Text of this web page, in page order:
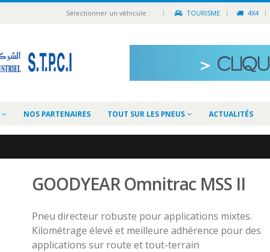
Sélectionner un véhicule : | TOURISME 4X4
NOS PARTENAIRES TOUT SUR LES PNEUS ACTUALITÉS
GOODYEAR Omnitrac MSS II
Pneu directeur robuste pour applications mixtes.
Kilométrage élevé et meilleure adhérence pour des
applications sur route et tout-terrain